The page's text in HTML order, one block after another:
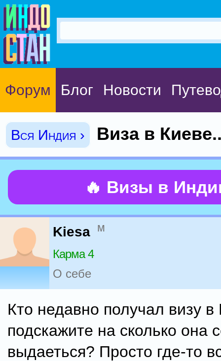
Форум Блог Новости
Вся Индия › Виза в
🔥 Визы в
Kiesa м
Карма 4
О себе
Кто недавно получал визу в
подскажите на сколько она
выдаеться? Просто где-то